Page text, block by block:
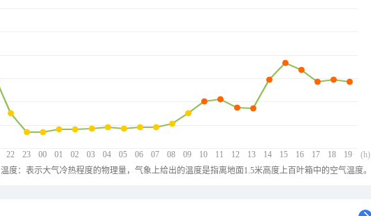
22 23 00 01 02 03 04 05 06 07 08 09 10 11 12 13 14 15 16 17 18 19 (h)
温度：表示大气冷热程度的物理量，气象上给出的温度是指离地面1.5米高度上百叶箱中的空气温度。